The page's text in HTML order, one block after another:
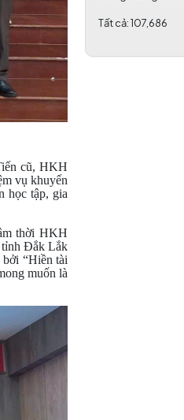
cũ, HKH
vụ khuyến
học tập, gia
thời HKH
tỉnh Đắk Lắk
bởi “Hiền tài
muốn là
Tất cả:107,686